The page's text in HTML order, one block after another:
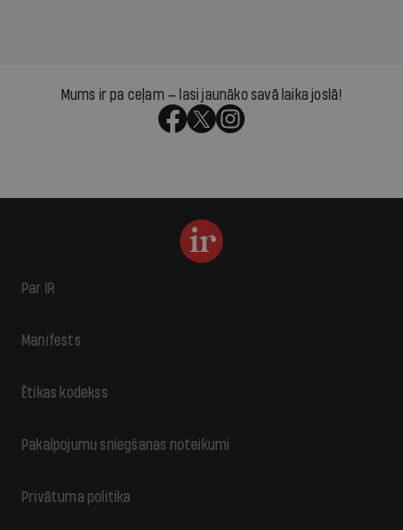
Mums ir pa ceļam — lasi jaunāko savā laika joslā!
Par IR
Manifests
Ētikas kodekss
Pakalpojumu sniegšanas noteikumi
Privātuma politika